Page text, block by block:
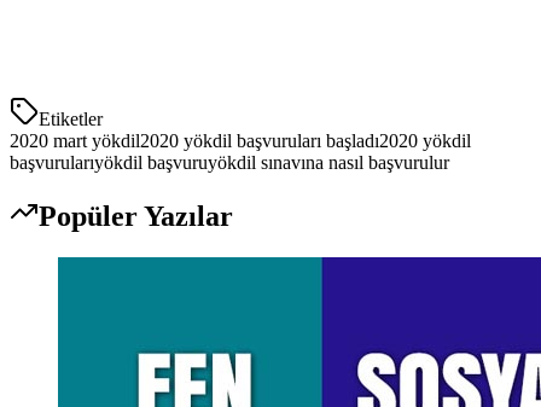
Etiketler
2020 mart yökdil2020 yökdil başvuruları başladı2020 yökdil
başvurularıyökdil başvuruyökdil sınavına nasıl başvurulur
Popüler Yazılar